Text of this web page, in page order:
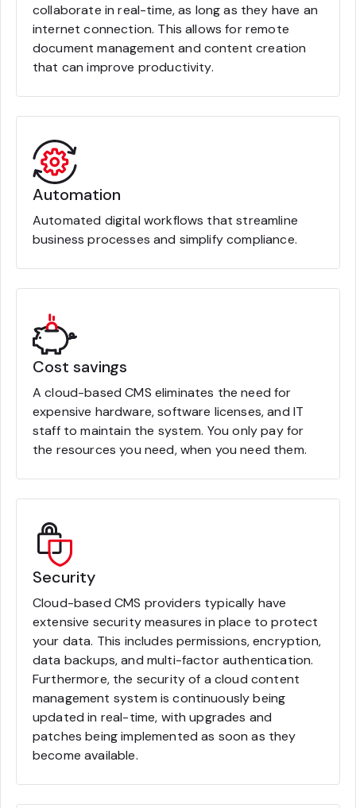
collaborate in real-time, as long as they have an
internet connection. This allows for remote
document management and content creation
that can improve productivity.
Automation
Automated digital workflows that streamline
business processes and simplify compliance.
Cost savings
A cloud-based CMS eliminates the need for
expensive hardware, software licenses, and IT
staff to maintain the system. You only pay for
the resources you need, when you need them.
Security
Cloud-based CMS providers typically have
extensive security measures in place to protect
your data. This includes permissions, encryption,
data backups, and multi-factor authentication.
Furthermore, the security of a cloud content
management system is continuously being
updated in real-time, with upgrades and
patches being implemented as soon as they
become available.